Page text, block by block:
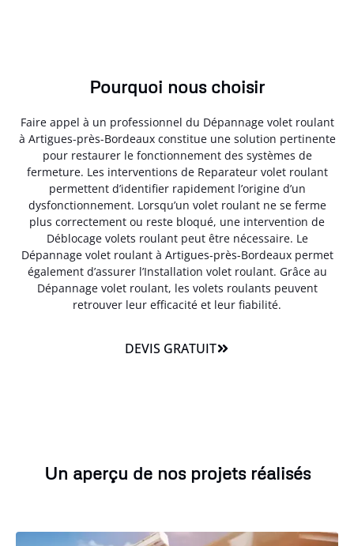
Pourquoi nous choisir
Faire appel à un professionnel du Dépannage volet roulant
à Artigues-près-Bordeaux constitue une solution pertinente
pour restaurer le fonctionnement des systèmes de
fermeture. Les interventions de Reparateur volet roulant
permettent d’identifier rapidement l’origine d’un
dysfonctionnement. Lorsqu’un volet roulant ne se ferme
plus correctement ou reste bloqué, une intervention de
Déblocage volets roulant peut être nécessaire. Le
Dépannage volet roulant à Artigues-près-Bordeaux permet
également d’assurer l’Installation volet roulant. Grâce au
Dépannage volet roulant, les volets roulants peuvent
retrouver leur efficacité et leur fiabilité.
DEVIS GRATUIT
Un aperçu de nos projets réalisés